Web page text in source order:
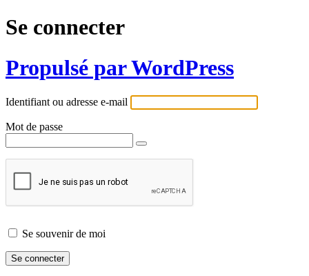
Se connecter
Propulsé par WordPress
Identifiant ou adresse e-mail
Mot de passe
Se souvenir de moi